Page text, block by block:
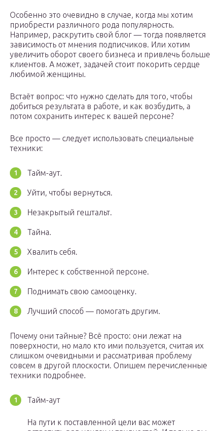
Особенно это очевидно в случае, когда мы хотим
приобрести различного рода популярность.
Например, раскрутить свой блог — тогда появляется
зависимость от мнения подписчиков. Или хотим
увеличить оборот своего бизнеса и привлечь больше
клиентов. А может, задачей стоит покорить сердце
любимой женщины.
Встаёт вопрос: что нужно сделать для того, чтобы
добиться результата в работе, и как возбудить, а
потом сохранить интерес к вашей персоне?
Все просто — следует использовать специальные
техники:
Тайм-аут.
Уйти, чтобы вернуться.
Незакрытый гештальт.
Тайна.
Хвалить себя.
Интерес к собственной персоне.
Поднимать свою самооценку.
Лучший способ — помогать другим.
Почему они тайные? Всё просто: они лежат на
поверхности, но мало кто ими пользуется, считая их
слишком очевидными и рассматривая проблему
совсем в другой плоскости. Опишем перечисленные
техники подробнее.
Тайм-аут
На пути к поставленной цели вас может